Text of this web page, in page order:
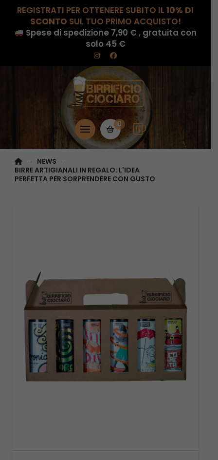
REGISTRATI PER OTTENERE SUBITO IL 10% DI
SCONTO SUL TUO PRIMO ACQUISTO!
Spese di spedizione 7,90 € , gratuita con
solo 45 €
0
HOME
→ NEWS →
BIRRE ARTIGIANALI IN REGALO: L'IDEA
PERFETTA PER SORPRENDERE CON GUSTO